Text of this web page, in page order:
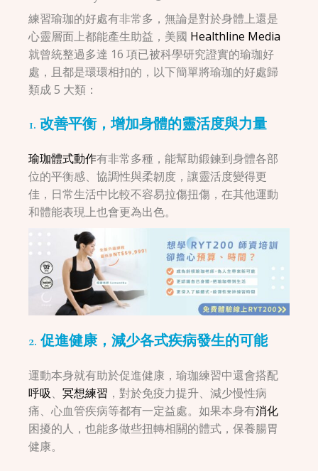
練習瑜珈的好處有非常多，無論是對於身體上還是
心靈層面上都能產生助益，美國 Healthline Media
就曾統整過多達 16 項已被科學研究證實的瑜珈好
處，且都是環環相扣的，以下簡單將瑜珈的好處歸
類成 5 大類：
1. 改善平衡，增加身體的靈活度與力量
瑜珈體式動作有非常多種，能幫助鍛鍊到身體各部
位的平衡感、協調性與柔韌度，讓靈活度變得更
佳，日常生活中比較不容易拉傷扭傷，在其他運動
和體能表現上也會更為出色。
2. 促進健康，減少各式疾病發生的可能
運動本身就有助於促進健康，瑜珈練習中還會搭配
呼吸、冥想練習 ，對於免疫力提升、減少慢性病
痛、心血管疾病等都有一定益處。如果本身有消化
困擾的人，也能多做些扭轉相關的體式，保養腸胃
健康。